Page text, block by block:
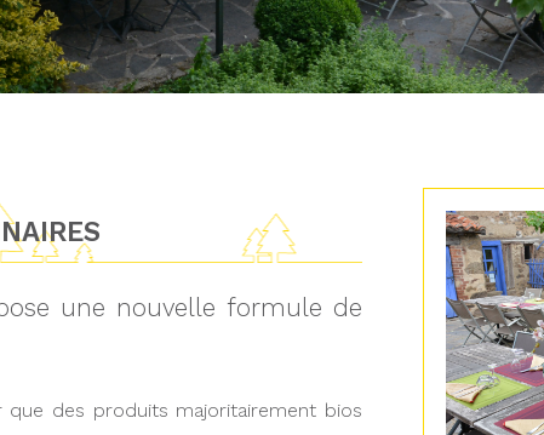
une nouvelle formule de
que des produits majoritairement bios